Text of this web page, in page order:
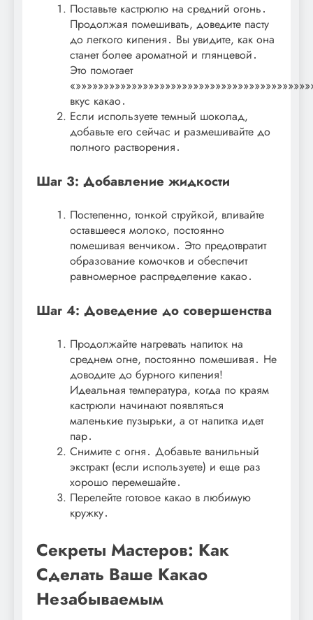
Поставьте кастрюлю на средний огонь․
Продолжая помешивать, доведите пасту
до легкого кипения․ Вы увидите, как она
станет более ароматной и глянцевой․
Это помогает
вкус какао․
Если используете темный шоколад,
добавьте его сейчас и размешивайте до
полного растворения․
Шаг 3: Добавление жидкости
Постепенно, тонкой струйкой, вливайте
оставшееся молоко, постоянно
помешивая венчиком․ Это предотвратит
образование комочков и обеспечит
равномерное распределение какао․
Шаг 4: Доведение до совершенства
Продолжайте нагревать напиток на
среднем огне, постоянно помешивая․ Не
доводите до бурного кипения!
Идеальная температура, когда по краям
кастрюли начинают появляться
маленькие пузырьки, а от напитка идет
пар․
Снимите с огня․ Добавьте ванильный
экстракт (если используете) и еще раз
хорошо перемешайте․
Перелейте готовое какао в любимую
кружку․
Секреты Мастеров: Как
Сделать Ваше Какао
Незабываемым